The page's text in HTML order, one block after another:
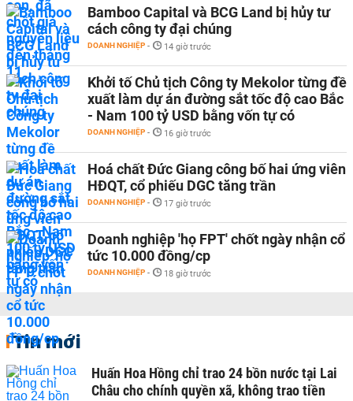
Bamboo Capital và BCG Land bị hủy tư
cách công ty đại chúng
DOANH NGHIỆP - 14 giờ trước
Khởi tố Chủ tịch Công ty Mekolor từng đề
xuất làm dự án đường sắt tốc độ cao Bắc
- Nam 100 tỷ USD bằng vốn tự có
DOANH NGHIỆP - 16 giờ trước
Hoá chất Đức Giang công bố hai ứng viên
HĐQT, cổ phiếu DGC tăng trần
DOANH NGHIỆP - 17 giờ trước
Doanh nghiệp 'họ FPT' chốt ngày nhận cổ
tức 10.000 đồng/cp
DOANH NGHIỆP - 18 giờ trước
Tin mới
Huấn Hoa Hồng chỉ trao 24 bồn nước tại Lai
Châu cho chính quyền xã, không trao tiền